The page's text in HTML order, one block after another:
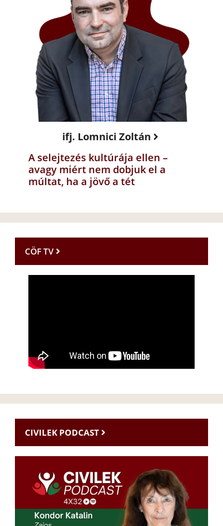
ifj. Lomnici Zoltán
A selejtezés kultúrája ellen –
avagy miért nem dobjuk el a
múltat, ha a jövő a tét
CÖF TV
CIVILEK PODCAST